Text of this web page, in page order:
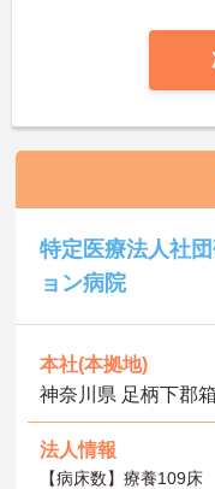
特定医療法人社
ョン病院
本社(本拠地)
神奈川県 足柄下郡
法人情報
【病床数】療養109床